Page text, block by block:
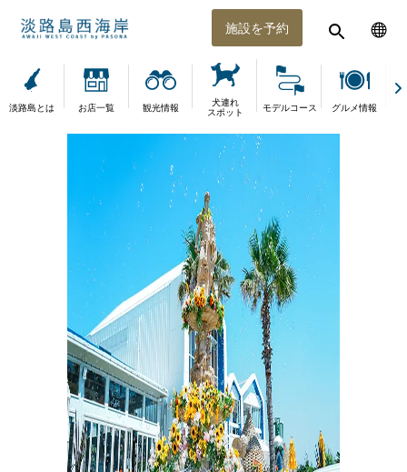
施設を予約
淡路島とは お店一覧 観光情報
犬連れ
スポット
モデルコース グルメ情報